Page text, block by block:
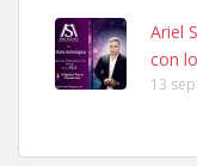
Ninfa perdida
El día 5 se los perdió
calle, se perdió por la
Ariel
con
13